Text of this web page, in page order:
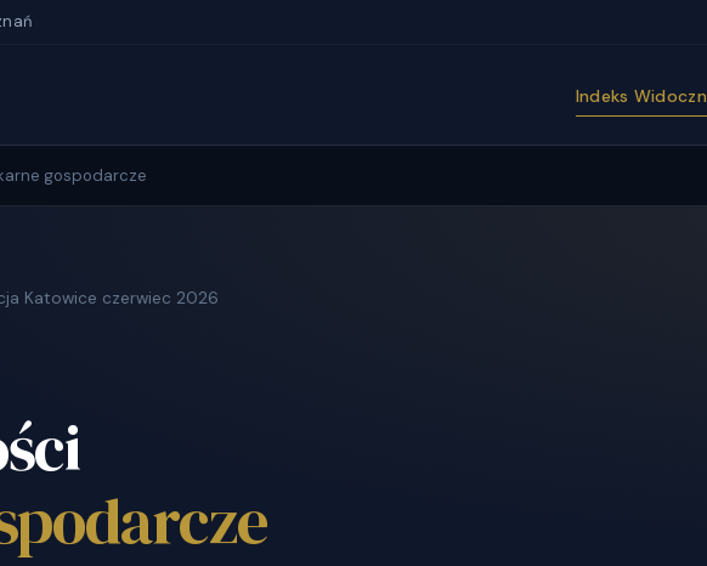
Indeks
gospodarcze
Katowice czerwiec 2026